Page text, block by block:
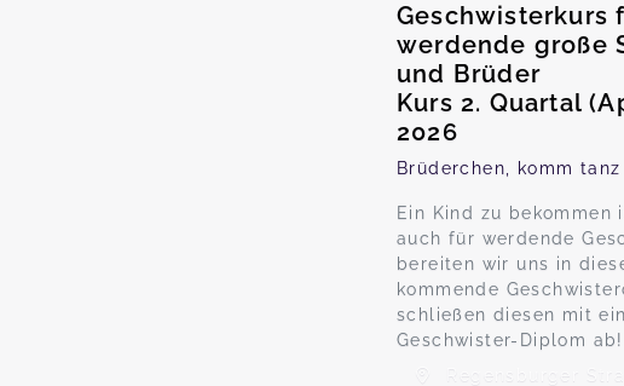
Geschwisterkurs
werdende große
und Brüder
Kurs 2. Quartal
2026
Brüderchen, komm
Ein Kind zu bekommen
auch für werdende
bereiten wir uns in
kommende
schließen diesen mit
Geschwister-Diplom ab!
Regensburger